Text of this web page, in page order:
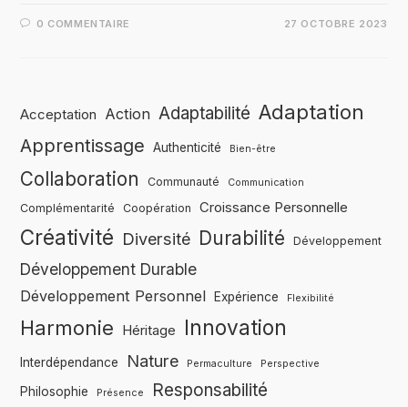
0 COMMENTAIRE 27 OCTOBRE 2023
Acceptation Action Adaptabilité Adaptation
Apprentissage Authenticité Bien-être
Collaboration Communauté Communication
Complémentarité Coopération Croissance Personnelle
Créativité Diversité Durabilité Développement
Développement Durable
Développement Personnel Expérience Flexibilité
Harmonie Héritage Innovation
Interdépendance Nature Permaculture Perspective
Philosophie Présence Responsabilité